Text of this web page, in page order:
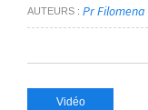
AUTEURS Pr Filomena
Vidéo